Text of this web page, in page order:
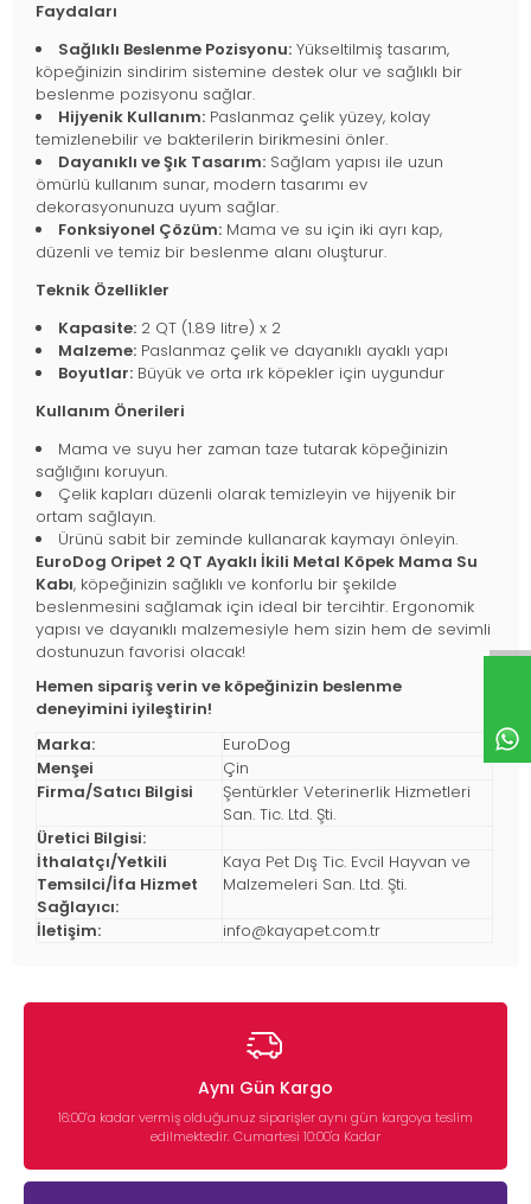
Faydaları
Sağlıklı Beslenme Pozisyonu: Yükseltilmiş tasarım,
köpeğinizin sindirim sistemine destek olur ve sağlıklı bir
beslenme pozisyonu sağlar.
Hijyenik Kullanım: Paslanmaz çelik yüzey, kolay
temizlenebilir ve bakterilerin birikmesini önler.
Dayanıklı ve Şık Tasarım: Sağlam yapısı ile uzun
ömürlü kullanım sunar, modern tasarımı ev
dekorasyonunuza uyum sağlar.
Fonksiyonel Çözüm: Mama ve su için iki ayrı kap,
düzenli ve temiz bir beslenme alanı oluşturur.
Teknik Özellikler
Kapasite: 2 QT (1.89 litre) x 2
Malzeme: Paslanmaz çelik ve dayanıklı ayaklı yapı
Boyutlar: Büyük ve orta ırk köpekler için uygundur
Kullanım Önerileri
Mama ve suyu her zaman taze tutarak köpeğinizin
sağlığını koruyun.
Çelik kapları düzenli olarak temizleyin ve hijyenik bir
ortam sağlayın.
Ürünü sabit bir zeminde kullanarak kaymayı önleyin.
EuroDog Oripet 2 QT Ayaklı İkili Metal Köpek Mama Su
Kabı, köpeğinizin sağlıklı ve konforlu bir şekilde
beslenmesini sağlamak için ideal bir tercihtir. Ergonomik
yapısı ve dayanıklı malzemesiyle hem sizin hem de sevimli
dostunuzun favorisi olacak!
Hemen sipariş verin ve köpeğinizin beslenme
deneyimini iyileştirin!
Marka:
EuroDog
Menşei
Çin
Firma/Satıcı Bilgisi
Şentürkler Veterinerlik Hizmetleri
San. Tic. Ltd. Şti.
Üretici Bilgisi:
İthalatçı/Yetkili
Temsilci/İfa Hizmet
Sağlayıcı:
Kaya Pet Dış Tic. Evcil Hayvan ve
Malzemeleri San. Ltd. Şti.
İletişim: info@kayapet.com.tr
Aynı Gün Kargo
16:00’a kadar vermiş olduğunuz siparişler aynı gün kargoya teslim
edilmektedir. Cumartesi 10:00'a Kadar